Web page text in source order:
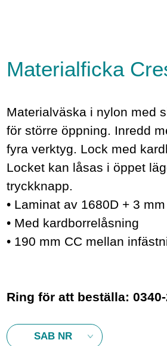
Materialficka
Materialväska i nylon med
för större öppning. Inredd
fyra verktyg. Lock med
Locket kan låsas i öppet
tryckknapp.
• Laminat av 1680D + 3
• Med kardborrelåsning
• 190 mm CC mellan
Ring för att beställa: 0340-